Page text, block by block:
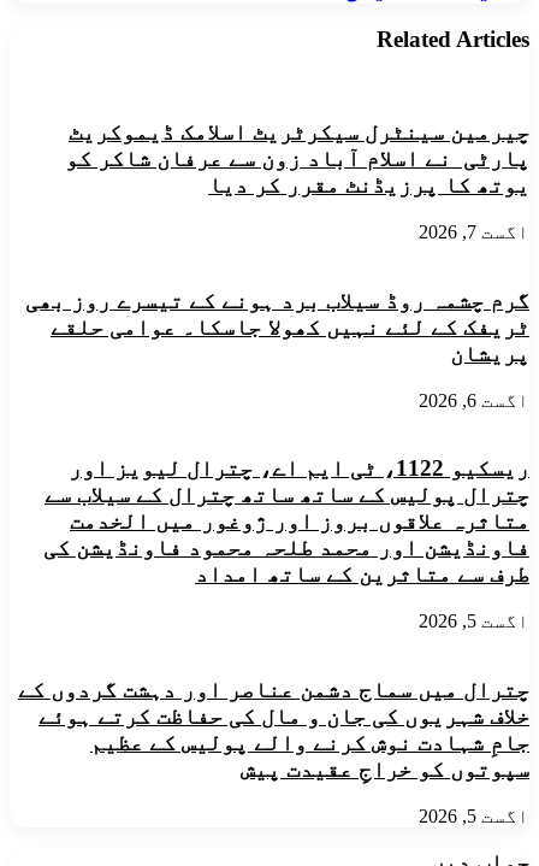
ظہیر
قانون
اللہ
فیضی
Related Articles
چیرمین سینٹرل سیکرٹریٹ اسلامک ڈیموکریٹ
پارٹی نے اسلام آباد زون سے عرفان شاکر کو
یوتھ کا پرزیڈنٹ مقرر کر دیا
اگست 7, 2026
گرم چشمہ روڈ سیلاب برد ہونے کے تیسرے روز بھی
ٹریفک کے لئے نہیں کھولا جاسکا۔ عوامی حلقے
پریشان
اگست 6, 2026
ریسکیو 1122، ٹی ایم اے، چترال لیویز اور
چترال پولیس کے ساتھ ساتھ چترال کے سیلاب سے
متاثرہ علاقوں بروز اور ژوغور میں الخدمت
فاونڈیشن اور محمد طلحہ محمود فاونڈیشن کی
طرف سے متاثرین کے ساتھ امداد
اگست 5, 2026
چترال میں سماج دشمن عناصر اور دہشت گردوں کے
خلاف شہریوں کی جان و مال کی حفاظت کرتے ہوئے
جامِ شہادت نوش کرنے والے پولیس کے عظیم
سپوتوں کو خراجِ عقیدت پیش
اگست 5, 2026